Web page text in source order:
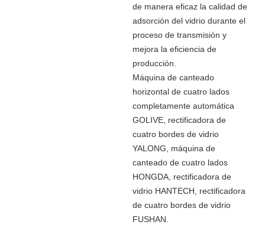
de manera eficaz la calidad de
adsorción del vidrio durante el
proceso de transmisión y
mejora la eficiencia de
producción.
Máquina de canteado
horizontal de cuatro lados
completamente automática
GOLIVE, rectificadora de
cuatro bordes de vidrio
YALONG, máquina de
canteado de cuatro lados
HONGDA, rectificadora de
vidrio HANTECH, rectificadora
de cuatro bordes de vidrio
FUSHAN.